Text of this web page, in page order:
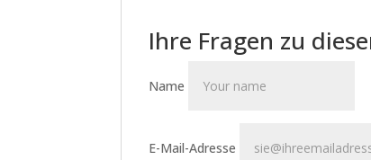
Ihre Fragen zu
Name
E-Mail-Adresse